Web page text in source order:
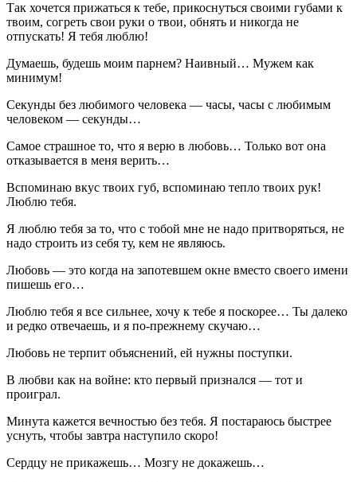
Так хочется прижаться к тебе, прикоснуться своими губами к
твоим, согреть свои руки о твои, обнять и никогда не
отпускать! Я тебя люблю!
Думаешь, будешь моим парнем? Наивный… Мужем как
минимум!
Секунды без любимого человека — часы, часы с любимым
человеком — секунды…
Самое страшное то, что я верю в любовь… Только вот она
отказывается в меня верить…
Вспоминаю вкус твоих губ, вспоминаю тепло твоих рук!
Люблю тебя.
Я люблю тебя за то, что с тобой мне не надо притворяться, не
надо строить из себя ту, кем не являюсь.
Любовь — это когда на запотевшем окне вместо своего имени
пишешь его…
Люблю тебя я все сильнее, хочу к тебе я поскорее… Ты далеко
и редко отвечаешь, и я по-прежнему скучаю…
Любовь не терпит объяснений, ей нужны поступки.
В любви как на войне: кто первый признался — тот и
проиграл.
Минута кажется вечностью без тебя. Я постараюсь быстрее
уснуть, чтобы завтра наступило скоро!
Сердцу не прикажешь… Мозгу не докажешь…